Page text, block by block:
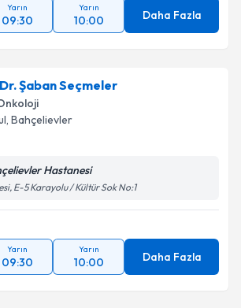
Yarın
09:30
Yarın
10:00 Daha Fazla
Şaban Seçmeler
, Bahçelievler
Hastanesi
E-5 Karayolu / Kültür Sok No:1
Yarın
09:30
Yarın
10:00 Daha Fazla